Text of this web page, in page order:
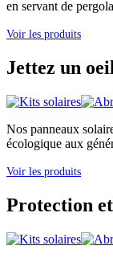
en servant de
Voir les produits
Jettez un
Nos panneaux
écologique aux
Voir les produits
Protection